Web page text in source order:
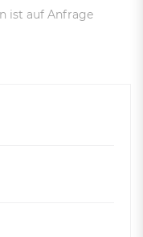
ist auf Anfrage